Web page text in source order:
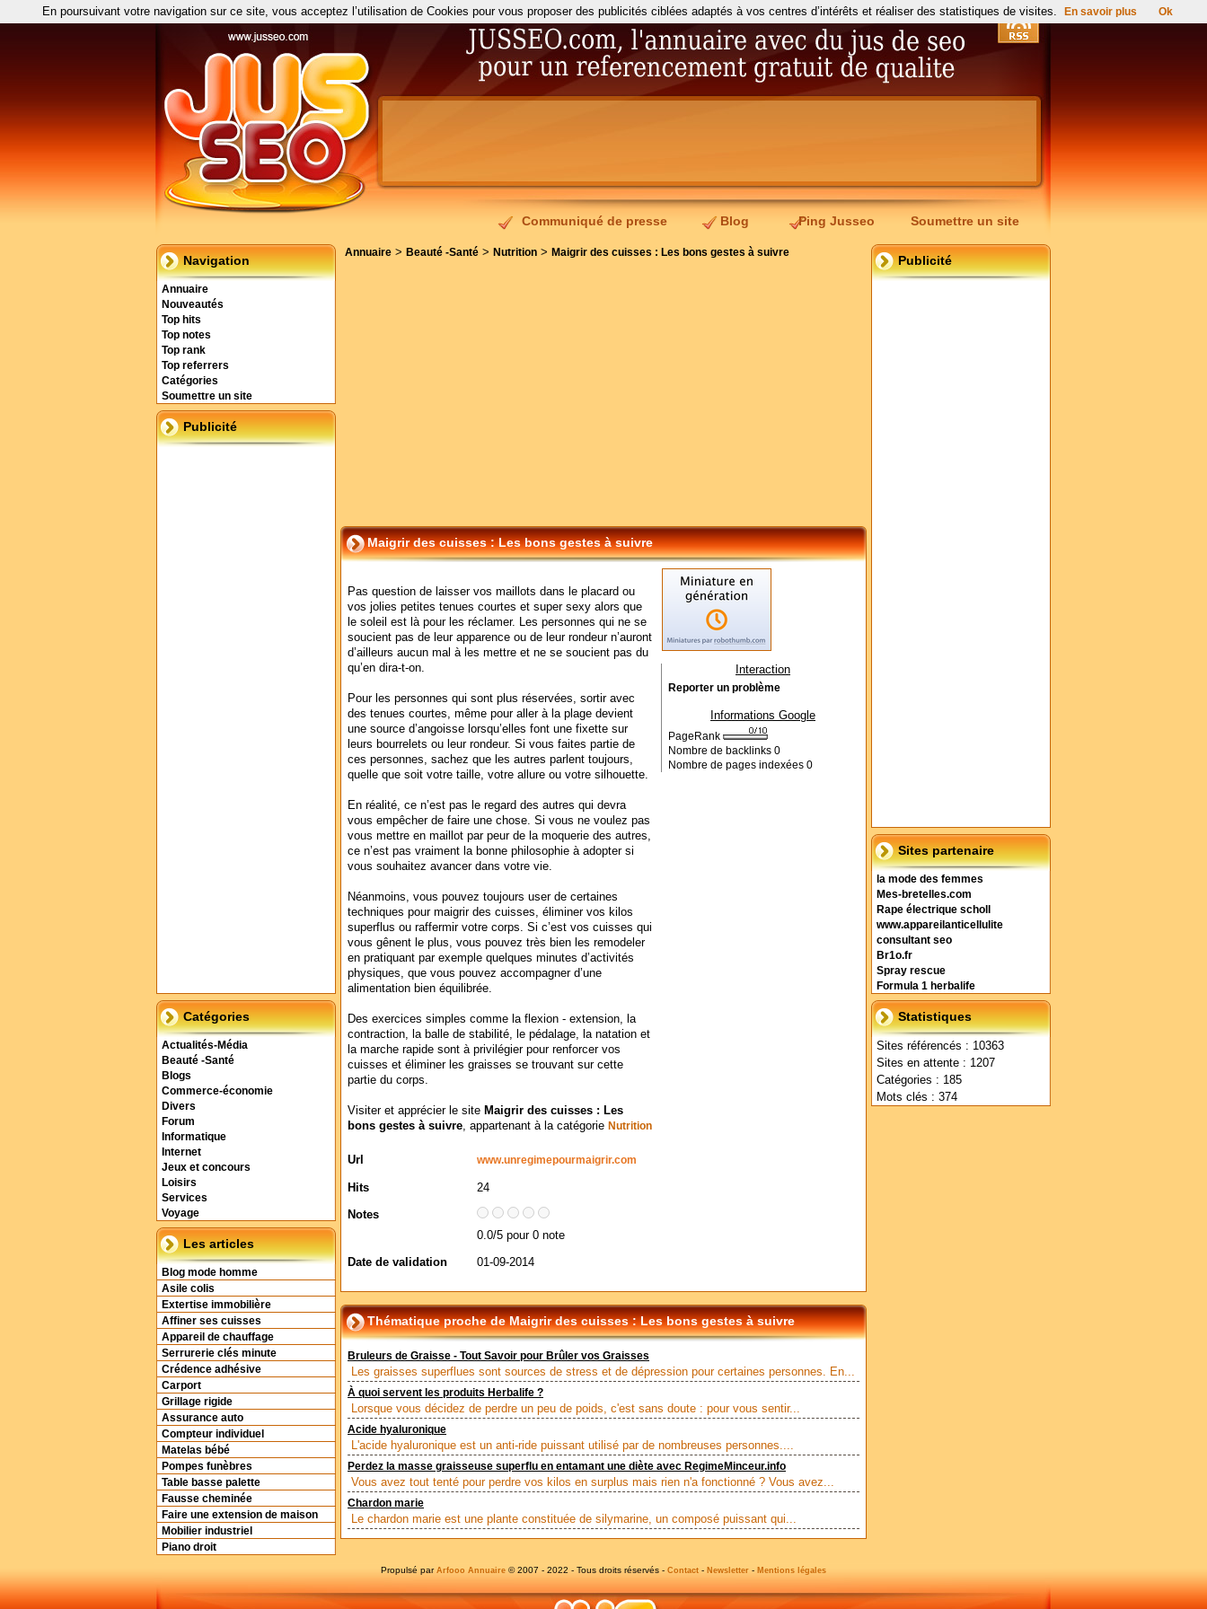
Communiqué de presse Blog Ping Jusseo Soumettre un site
Navigation
Annuaire
Nouveautés
Top hits
Top notes
Top rank
Top referrers
Catégories
Soumettre un site
Publicité
Catégories
Actualités-Média
Beauté -Santé
Blogs
Commerce-économie
Divers
Forum
Informatique
Internet
Jeux et concours
Loisirs
Services
Voyage
Les articles
Blog mode homme
Asile colis
Extertise immobilière
Affiner ses cuisses
Appareil de chauffage
Serrurerie clés minute
Crédence adhésive
Carport
Grillage rigide
Assurance auto
Compteur individuel
Matelas bébé
Pompes funèbres
Table basse palette
Fausse cheminée
Faire une extension de maison
Mobilier industriel
Piano droit
Publicité
Sites partenaire
la mode des femmes
Mes-bretelles.com
Rape électrique scholl
www.appareilanticellulite
consultant seo
Br1o.fr
Spray rescue
Formula 1 herbalife
Statistiques
Sites référencés : 10363
Sites en attente : 1207
Catégories : 185
Mots clés : 374
Annuaire > Beauté -Santé > Nutrition > Maigrir des cuisses : Les bons gestes à suivre
Maigrir des cuisses : Les bons gestes à suivre
Pas question de laisser vos maillots dans le placard ou
vos jolies petites tenues courtes et super sexy alors que
le soleil est là pour les réclamer. Les personnes qui ne se
soucient pas de leur apparence ou de leur rondeur n’auront
d’ailleurs aucun mal à les mettre et ne se soucient pas du
qu’en dira-t-on.
Pour les personnes qui sont plus réservées, sortir avec
des tenues courtes, même pour aller à la plage devient
une source d’angoisse lorsqu’elles font une fixette sur
leurs bourrelets ou leur rondeur. Si vous faites partie de
ces personnes, sachez que les autres parlent toujours,
quelle que soit votre taille, votre allure ou votre silhouette.
En réalité, ce n’est pas le regard des autres qui devra
vous empêcher de faire une chose. Si vous ne voulez pas
vous mettre en maillot par peur de la moquerie des autres,
ce n’est pas vraiment la bonne philosophie à adopter si
vous souhaitez avancer dans votre vie.
Néanmoins, vous pouvez toujours user de certaines
techniques pour maigrir des cuisses, éliminer vos kilos
superflus ou raffermir votre corps. Si c’est vos cuisses qui
vous gênent le plus, vous pouvez très bien les remodeler
en pratiquant par exemple quelques minutes d’activités
physiques, que vous pouvez accompagner d’une
alimentation bien équilibrée.
Des exercices simples comme la flexion - extension, la
contraction, la balle de stabilité, le pédalage, la natation et
la marche rapide sont à privilégier pour renforcer vos
cuisses et éliminer les graisses se trouvant sur cette
partie du corps.
Visiter et apprécier le site Maigrir des cuisses : Les
bons gestes à suivre, appartenant à la catégorie Nutrition
Url www.unregimepourmaigrir.com
Hits
24
Notes
0.0/5 pour 0 note
Date de validation
01-09-2014
Interaction
Reporter un problème
Informations Google
PageRank
Nombre de backlinks 0
Nombre de pages indexées 0
Thématique proche de Maigrir des cuisses : Les bons gestes à suivre
Bruleurs de Graisse - Tout Savoir pour Brûler vos Graisses
Les graisses superflues sont sources de stress et de dépression pour certaines personnes. En...
À quoi servent les produits Herbalife ?
Lorsque vous décidez de perdre un peu de poids, c'est sans doute : pour vous sentir...
Acide hyaluronique
L'acide hyaluronique est un anti-ride puissant utilisé par de nombreuses personnes....
Perdez la masse graisseuse superflu en entamant une diète avec RegimeMinceur.info
Vous avez tout tenté pour perdre vos kilos en surplus mais rien n'a fonctionné ? Vous avez...
Chardon marie
Le chardon marie est une plante constituée de silymarine, un composé puissant qui...
Propulsé par Arfooo Annuaire © 2007 - 2022 - Tous droits réservés - Contact - Newsletter - Mentions légales
En poursuivant votre navigation sur ce site, vous acceptez l’utilisation de Cookies pour vous proposer des publicités ciblées adaptés à vos centres d’intérêts et réaliser des statistiques de visites. En savoir plus Ok